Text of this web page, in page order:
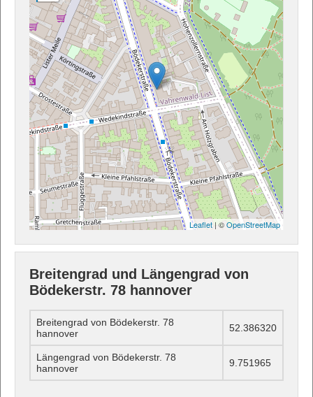
Leaflet | ©OpenStreetMap
Breitengrad und Längengrad von
Bödekerstr. 78 hannover
Breitengrad von Bödekerstr. 78
hannover
52.386320
Längengrad von Bödekerstr. 78
hannover
9.751965